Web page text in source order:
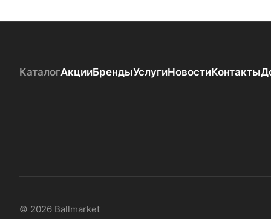
КаталогАкцииБрендыУслугиНовостиКонтакты
© 2026 Ballmarket